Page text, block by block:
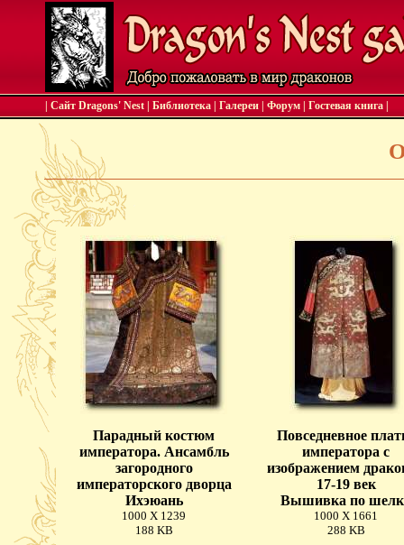
| Сайт Dragons' Nest Библиотека Галереи Форум Гостевая книга
Парадный костюм
императора. Ансамбль
загородного
императорского дворца
Ихэюань
1000 X 1239
188 KB
Повседневное
императора с
изображением
17-19 век
Вышивка по
1000 X 1661
288 KB